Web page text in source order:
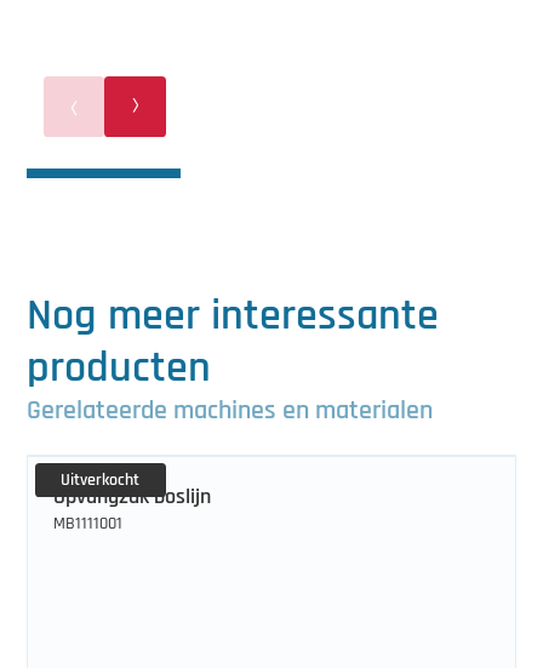
Nog meer interessante
producten
Gerelateerde machines en materialen
Uitverkocht
Opvangzak boslijn
MB1111001